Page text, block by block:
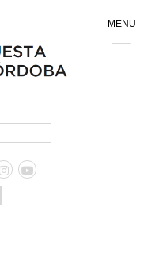
MENU